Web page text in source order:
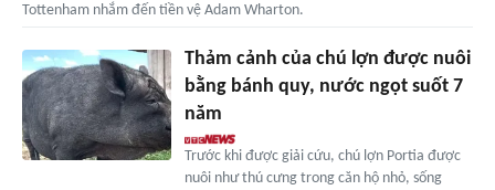
Tottenham nhắm đến tiền vệ Adam Wharton.
Thảm cảnh của chú lợn được nuôi
bằng bánh quy, nước ngọt suốt 7
năm
Trước khi được giải cứu, chú lợn Portia được
nuôi như thú cưng trong căn hộ nhỏ, sống